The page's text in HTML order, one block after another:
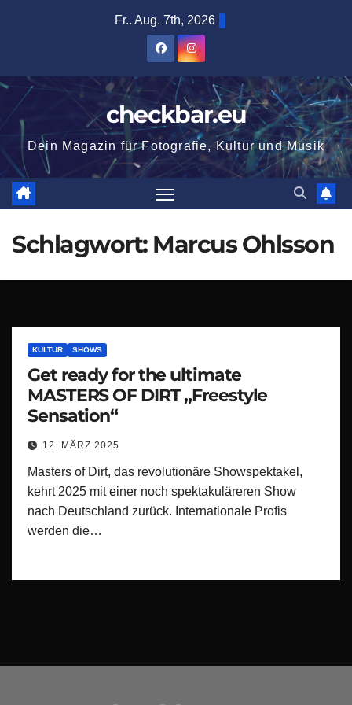
Fr.. Aug. 7th, 2026
checkbar.eu
Dein Magazin für Fotografie, Kultur und Musik
Schlagwort: Marcus Ohlsson
KULTUR SHOWS
Get ready for the ultimate
MASTERS OF DIRT „Freestyle
Sensation“
12. MÄRZ 2025
Masters of Dirt, das revolutionäre Showspektakel,
kehrt 2025 mit einer noch spektakuläreren Show
nach Deutschland zurück. Internationale Profis
werden die…